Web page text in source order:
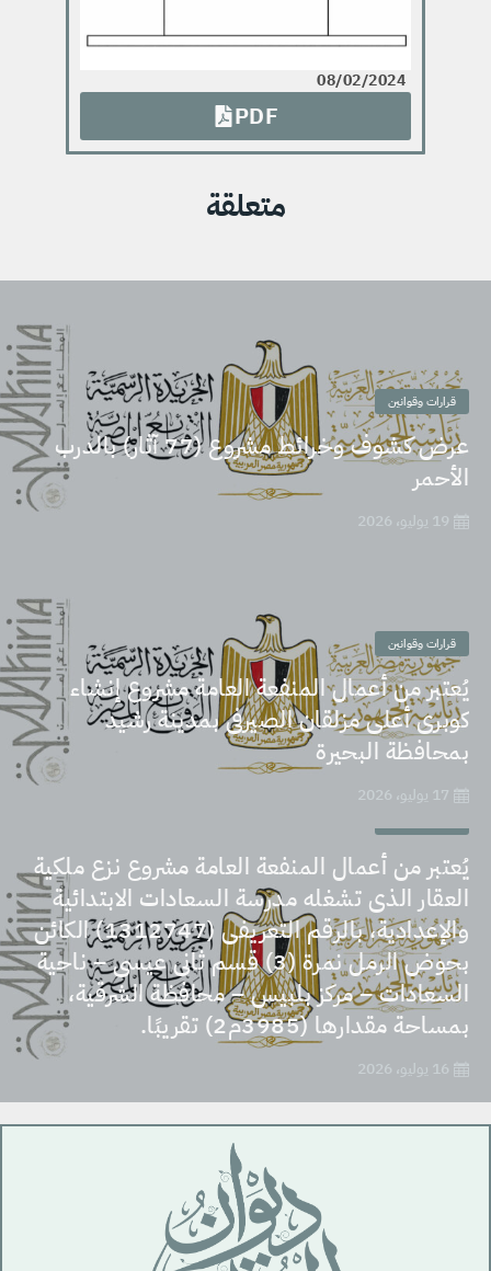
08/02/2024
PDF
متعلقة
قرارات وقوانين
عرض كشوف وخرائط مشروع (77 آثار) بالدرب
الأحمر
19 يوليو، 2026
قرارات وقوانين
يُعتبر من أعمال المنفعة العامة مشروع إنشاء
كوبرى أعلى مزلقان الصيرفى بمدينة رشيد
بمحافظة البحيرة
17 يوليو، 2026
يُعتبر من أعمال المنفعة العامة مشروع نزع ملكية
العقار الذى تشغله مدرسة السعادات الابتدائية
والإعدادية، بالرقم التعريفى (1312747) الكائن
بحوض الرمل نمرة (3) قسم ثانى عيسى – ناحية
السعادات – مركز بلبيس – محافظة الشرقية،
بمساحة مقدارها (3985م2) تقريبًا.
16 يوليو، 2026